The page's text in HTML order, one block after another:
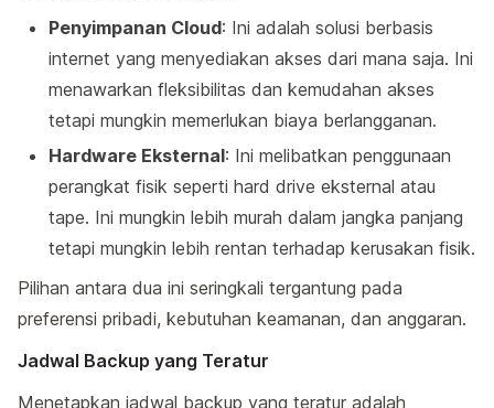
Penyimpanan Cloud: Ini adalah solusi berbasis
internet yang menyediakan akses dari mana saja. Ini
menawarkan fleksibilitas dan kemudahan akses
tetapi mungkin memerlukan biaya berlangganan.
Hardware Eksternal: Ini melibatkan penggunaan
perangkat fisik seperti hard drive eksternal atau
tape. Ini mungkin lebih murah dalam jangka panjang
tetapi mungkin lebih rentan terhadap kerusakan fisik.
Pilihan antara dua ini seringkali tergantung pada
preferensi pribadi, kebutuhan keamanan, dan anggaran.
Jadwal Backup yang Teratur
Menetapkan jadwal backup yang teratur adalah